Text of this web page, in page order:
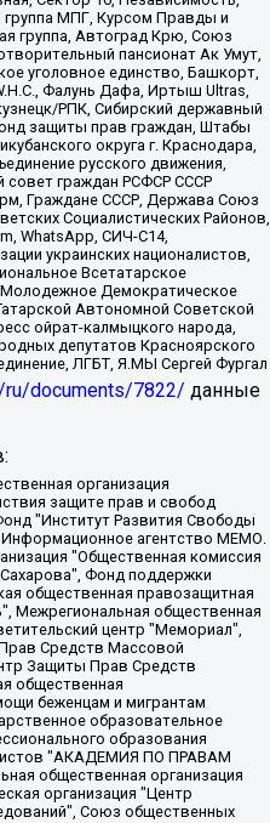
МПГ, Курсом Правды и
группа, Автоград Крю, Союз
пансионат Ак Умут,
уголовное единство, Башкорт,
Фалунь Дафа, Иртыш Ultras,
РПК, Сибирский державный
защиты прав граждан, Штабы
округа г. Краснодара,
русского движения,
граждан РСФСР СССР
Граждане СССР, Держава Союз
Социалистических Районов,
WhatsApp, СИЧ-С14,
украинских националистов,
Всетатарское
Демократическое
Автономной Советской
ойрат-калмыцкого народа,
депутатов Красноярского
ЛГБТ, Я.МЫ Сергей Фургал
ru/documents/7822/ данные
с ограниченной ответственностью "Как бы инагент", Кочетков Игорь Викторович, Общество с ограниченной ответственностью "Честные выборы", Еланчик Олег Александрович, Общество с ограниченной ответственностью "Нобелевский призыв", Гималова Регина Эмилевна, Григорьев Андрей Валерьевич, Григорьева Алина Александровна, Ассоциация по содействию защите прав призывников, альтернативнослужащих и военнослужащих "Правозащитная группа "Гражданин.Армия.Право", Хисамова Регина Фаритовна, Автономная некоммерческая организация по реализации социально-правовых программ "Лилит", Дальневосточное общественное движение "Маяк", Санкт-Петербургская ЛГБТ-инициативная группа "Выход", Инициативная группа ЛГБТ+ "Реверс", Алексеев Андрей Викторович, Бекбулатова Таисия Львовна, Беляев Иван Михайлович, Владыкина Елена Сергеевна, Гельман Марат Александрович, Никульшина Вероника Юрьевна, Толоконникова Надежда Андреевна, Шендерович Виктор Анатольевич, Общество с ограниченной ответственностью "Данное сообщение", Общество с ограниченной ответственностью Издательский дом "Новая глава", Айнбиндер Александра Александровна, Московский комьюнити-центр для ЛГБТ+инициатив, Благотворительный фонд развития филантропии, Deutsche Welle (Германия, Kurt-Schumacher-Strasse 3, 53113 Bonn), Борзунова Мария Михайловна, Воробьев Виктор Викторович, Голубева Анна Львовна, Константинова Алла Михайловна, Малкова Ирина Владимировна, Мурадов Мурад Абдулгалимович, Осетинская Елизавета Николаевна, Понасенков Евгений Николаевич, Ганапольский Матвей Юрьевич, Киселев Евгений Алексеевич, Борухович Ирина Григорьевна, Дремин Иван Тимофеевич, Дубровский Дмитрий Викторович, Красноярская региональная общественная организация поддержки и развития альтернативных образовательных технологий и межкультурных коммуникаций "ИНТЕРРА", Маяковская Екатерина Алексеевна, Фейгин Марк Захарович, Филимонов Андрей Викторович, Дзугкоева Регина Николаевна, Доброхотов Роман Александрович, Дудь Юрий Александрович, Елкин Сергей Владимирович, Кругликов Кирилл Игоревич, Сабунаева Мария Леонидовна, Семенов Алексей Владимирович, Шаинян Карен Багратович, Шульман Екатерина Михайловна, Асафьев Артур Валерьевич, Вахштайн Виктор Семенович, Венедиктов Алексей Алексеевич, Лушникова Екатерина Евгеньевна, Волков Леонид Михайлович, Невзоров Александр Глебович, Пархоменко Сергей Борисович, Сироткин Ярослав Николаевич, Кара-Мурза Владимир Владимирович, Баранова Наталья Владимировна, Гозман Леонид Яковлевич, Кагарлицкий Борис Юльевич, Климарев Михаил Валерьевич, Милов Владимир Станиславович, Автономная некоммерческая организация Краснодарский центр современного искусства "Типография", Моргенштерн Алишер Тагирович, Соболь Любовь Эдуардовна, Общество с ограниченной ответственностью "ЛИЗА НОРМ", Каспаров Гарри Кимович, Ходорковский Михаил Борисович, Общество с ограниченной ответственностью "Апрельские тезисы", Данилович Ирина Брониславовна, Кашин Олег Владимирович, Петров Николай Владимирович, Пивоваров Алексей Владимирович, Соколов Михаил Владимирович, Цветкова Юлия Владимировна, Чичваркин Евгений Александрович, Комитет против пыток/Команда против пыток, Общество с ограниченной ответственностью "Первый научный", Общество с ограниченной ответственностью "Вертолет и ко", Белоцерковская Вероника Борисовна, Кац Максим Евгеньевич, Лазарева Татьяна Юрьевна, Шаведдинов Руслан Табризович, Яшин Илья Валерьевич, Общество с ограниченной ответственностью "Иноагент ААВ", Алешковский Дмитрий Петрович, Альбац Евгения Марковна, Быков Дмитрий Львович, Галямина Юлия Евгеньевна, Лойко Сергей Леонидович, Мартынов Кирилл Константинович, Медведев Сергей Александрович, Крашенинников Федор Геннадиевич, Гордеева Катерина Вл